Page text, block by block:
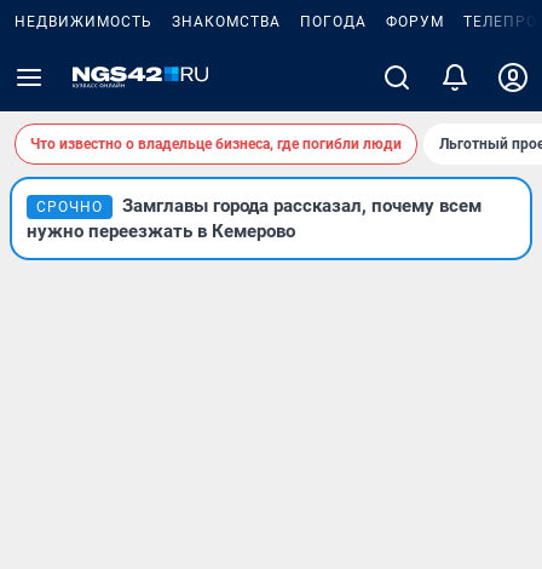
НЕДВИЖИМОСТЬ ЗНАКОМСТВА ПОГОДА ФОРУМ
Что известно о владельце бизнеса, где погибли люди Льготный
СРОЧНО
Замглавы города рассказал, почему всем
нужно переезжать в Кемерово